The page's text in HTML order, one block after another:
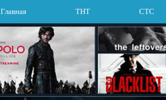
Главная ТНТ СТС